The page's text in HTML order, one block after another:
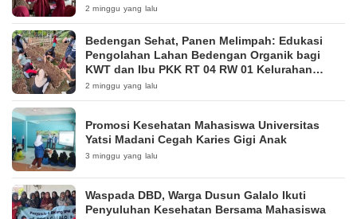
2 minggu yang lalu
Bedengan Sehat, Panen Melimpah: Edukasi
Pengolahan Lahan Bedengan Organik bagi
KWT dan Ibu PKK RT 04 RW 01 Kelurahan
Pakintelan
2 minggu yang lalu
Promosi Kesehatan Mahasiswa Universitas
Yatsi Madani Cegah Karies Gigi Anak
3 minggu yang lalu
Waspada DBD, Warga Dusun Galalo Ikuti
Penyuluhan Kesehatan Bersama Mahasiswa